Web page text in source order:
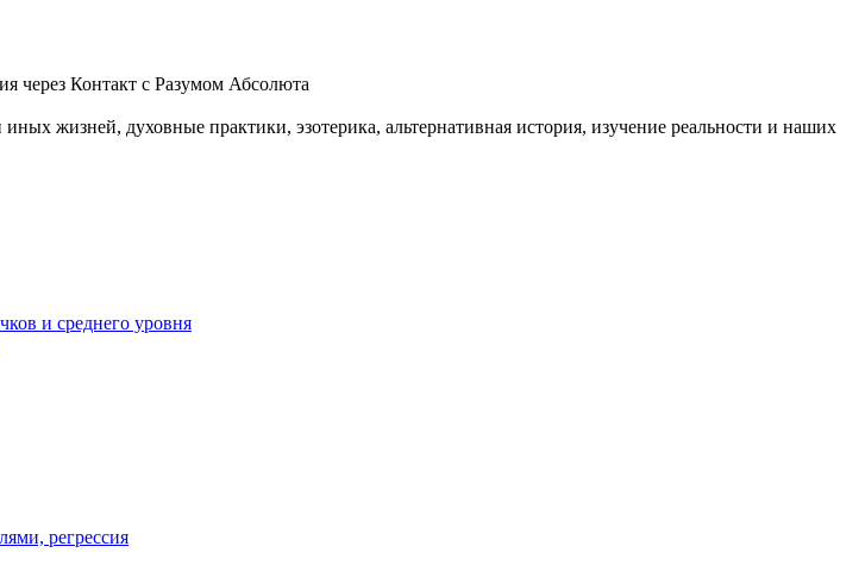
Контакт с Разумом Абсолюта
жизней, духовные практики, эзотерика, альтернативная история, изучение реальности и наших
и среднего уровня
регрессия